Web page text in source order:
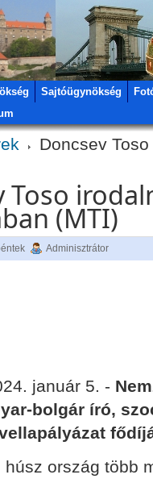
Sajtóügynökség
Doncsev
Toso
(MTI)
Adminisztrátor
január 5. -
bolgár író,
húsz ország több